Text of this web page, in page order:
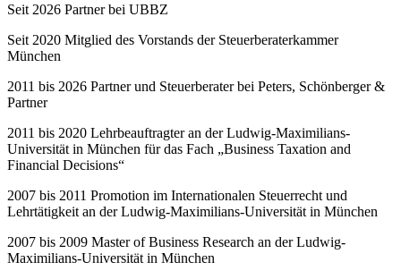
Seit 2026 Partner bei UBBZ
Seit 2020 Mitglied des Vorstands der Steuerberaterkammer
München
2011 bis 2026 Partner und Steuerberater bei Peters, Schönberger &
Partner
2011 bis 2020 Lehrbeauftragter an der Ludwig-Maximilians-
Universität in München für das Fach „Business Taxation and
Financial Decisions“
2007 bis 2011 Promotion im Internationalen Steuerrecht und
Lehrtätigkeit an der Ludwig-Maximilians-Universität in München
2007 bis 2009 Master of Business Research an der Ludwig-
Maximilians-Universität in München